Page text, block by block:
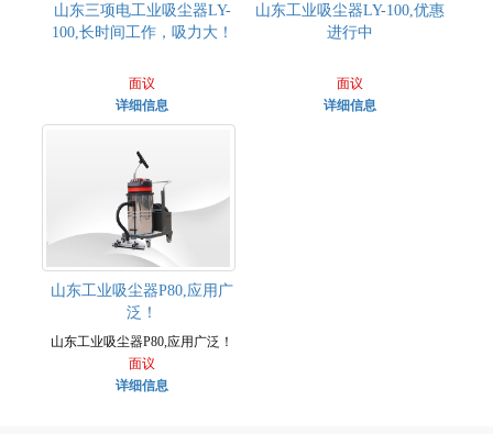
山东三项电工业吸尘器LY-
100,长时间工作，吸力大！
面议
详细信息
山东工业吸尘器LY-100,优惠
进行中
面议
详细信息
山东工业吸尘器P80,应用广
泛！
山东工业吸尘器P80,应用广泛！
面议
详细信息